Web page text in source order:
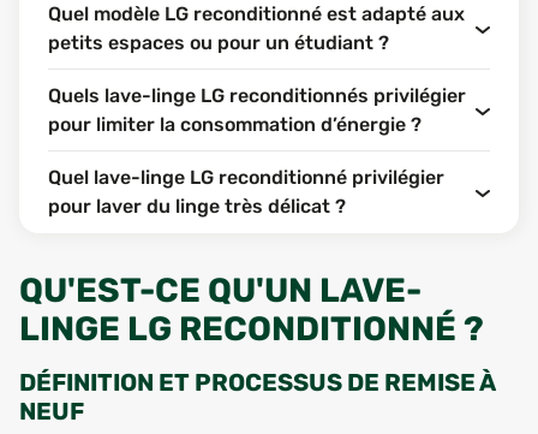
Quel modèle LG reconditionné est adapté aux
petits espaces ou pour un étudiant ?
Quels lave-linge LG reconditionnés privilégier
pour limiter la consommation d’énergie ?
Quel lave-linge LG reconditionné privilégier
pour laver du linge très délicat ?
QU'EST-CE QU'UN LAVE-
LINGE LG RECONDITIONNÉ ?
DÉFINITION ET PROCESSUS DE REMISE À
NEUF